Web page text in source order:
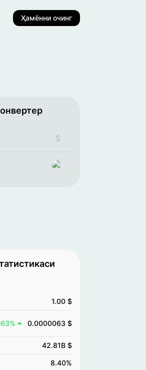
Ҳамённи очинг
$
1.00 $
0.0000063 $
42.81B $
8.40%